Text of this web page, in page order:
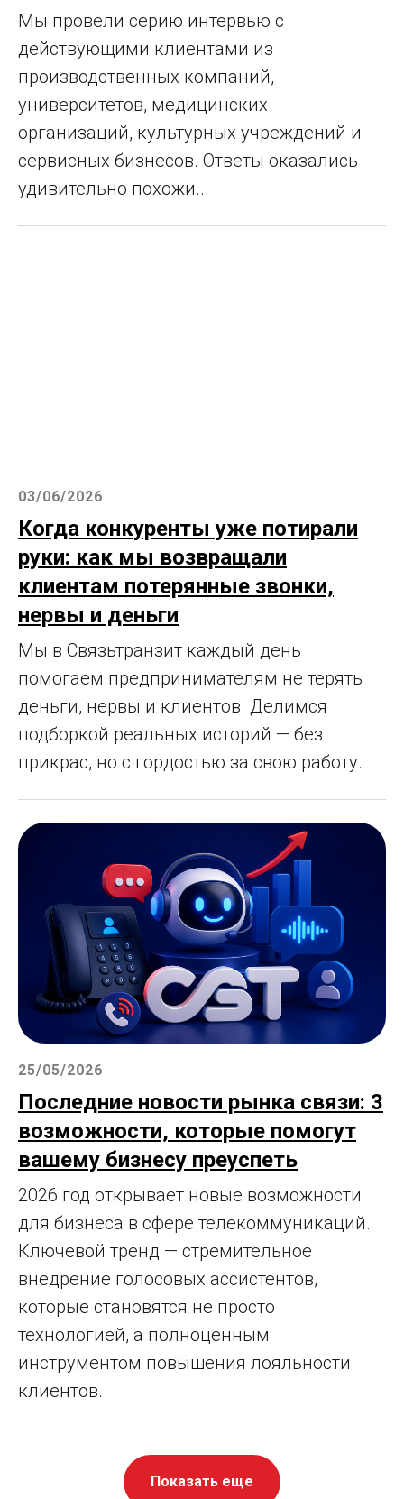
Мы провели серию интервью с
действующими клиентами из
производственных компаний,
университетов, медицинских
организаций, культурных учреждений и
сервисных бизнесов. Ответы оказались
удивительно похожи...
03/06/2026
Когда конкуренты уже потирали
руки: как мы возвращали
клиентам потерянные звонки,
нервы и деньги
Мы в Связьтранзит каждый день
помогаем предпринимателям не терять
деньги, нервы и клиентов. Делимся
подборкой реальных историй — без
прикрас, но с гордостью за свою работу.
25/05/2026
Последние новости рынка связи: 3
возможности, которые помогут
вашему бизнесу преуспеть
2026 год открывает новые возможности
для бизнеса в сфере телекоммуникаций.
Ключевой тренд — стремительное
внедрение голосовых ассистентов,
которые становятся не просто
технологией, а полноценным
инструментом повышения лояльности
клиентов.
Показать еще